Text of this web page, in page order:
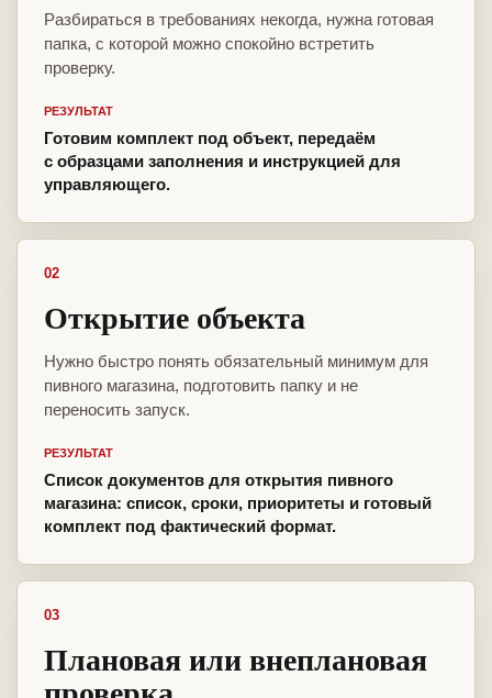
Разбираться в требованиях некогда, нужна готовая
папка, с которой можно спокойно встретить
проверку.
РЕЗУЛЬТАТ
Готовим комплект под объект, передаём
с образцами заполнения и инструкцией для
управляющего.
02
Открытие объекта
Нужно быстро понять обязательный минимум для
пивного магазина, подготовить папку и не
переносить запуск.
РЕЗУЛЬТАТ
Список документов для открытия пивного
магазина: список, сроки, приоритеты и готовый
комплект под фактический формат.
03
Плановая или внеплановая